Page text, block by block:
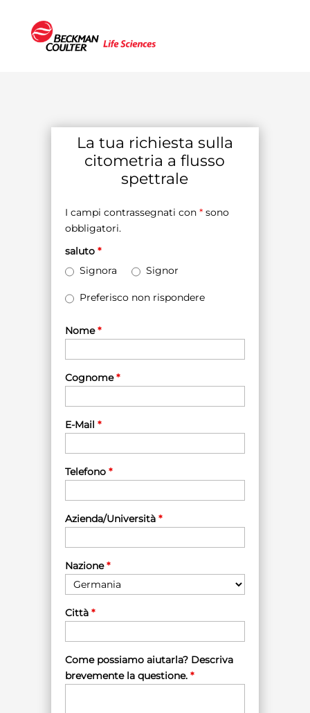
La tua richiesta sulla
citometria a flusso
spettrale
I campi contrassegnati con *sono
obbligatori.
saluto *
Signora
Signor
Preferisco non rispondere
Nome*
Cognome*
E-Mail *
Telefono *
Azienda/Università *
Nazione*
Città *
Come possiamo aiutarla? Descriva
brevemente la questione. *